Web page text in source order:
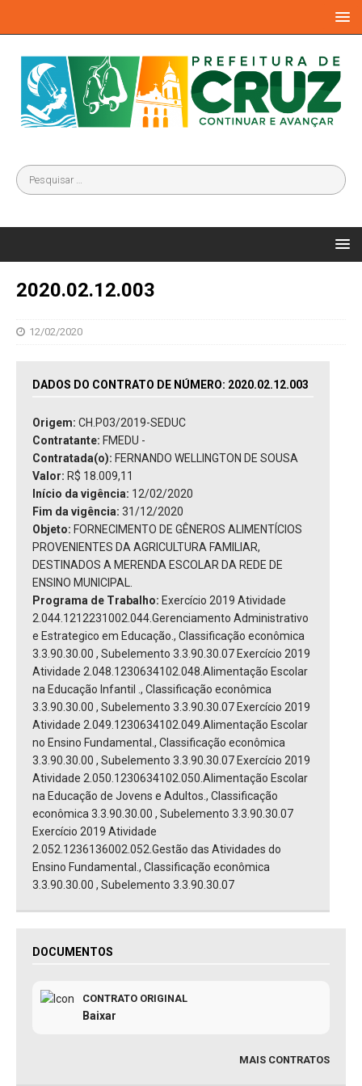
2020.02.12.003
12/02/2020
DADOS DO CONTRATO DE NÚMERO: 2020.02.12.003
Origem: CH.P03/2019-SEDUC
Contratante: FMEDU -
Contratada(o): FERNANDO WELLINGTON DE SOUSA
Valor: R$ 18.009,11
Início da vigência: 12/02/2020
Fim da vigência: 31/12/2020
Objeto: FORNECIMENTO DE GÊNEROS ALIMENTÍCIOS
PROVENIENTES DA AGRICULTURA FAMILIAR,
DESTINADOS A MERENDA ESCOLAR DA REDE DE
ENSINO MUNICIPAL.
Programa de Trabalho: Exercício 2019 Atividade
2.044.1212231002.044.Gerenciamento Administrativo
e Estrategico em Educação., Classificação econômica
3.3.90.30.00 , Subelemento 3.3.90.30.07 Exercício 2019
Atividade 2.048.1230634102.048.Alimentação Escolar
na Educação Infantil ., Classificação econômica
3.3.90.30.00 , Subelemento 3.3.90.30.07 Exercício 2019
Atividade 2.049.1230634102.049.Alimentação Escolar
no Ensino Fundamental., Classificação econômica
3.3.90.30.00 , Subelemento 3.3.90.30.07 Exercício 2019
Atividade 2.050.1230634102.050.Alimentação Escolar
na Educação de Jovens e Adultos., Classificação
econômica 3.3.90.30.00 , Subelemento 3.3.90.30.07
Exercício 2019 Atividade
2.052.1236136002.052.Gestão das Atividades do
Ensino Fundamental., Classificação econômica
3.3.90.30.00 , Subelemento 3.3.90.30.07
DOCUMENTOS
CONTRATO ORIGINAL
Baixar
MAIS CONTRATOS